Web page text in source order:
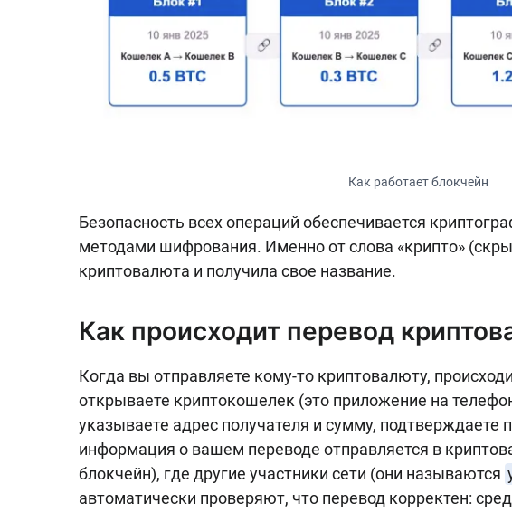
Как работает блокчейн
Безопасность всех операций обеспечивается
методами шифрования. Именно от слова «крипто»
криптовалюта и получила свое название.
Как происходит перевод
Когда вы отправляете кому-то криптовалюту,
открываете криптокошелек (это приложение на
указываете адрес получателя и сумму, подтверждаете
информация о вашем переводе отправляется в
блокчейн), где другие участники сети (они называются
автоматически проверяют, что перевод корректен: